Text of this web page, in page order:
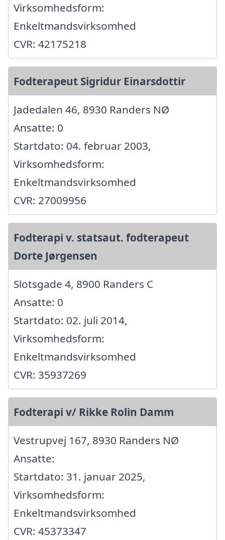
Virksomhedsform:
Enkeltmandsvirksomhed
CVR: 42175218
Fodterapeut Sigridur Einarsdottir
Jadedalen 46, 8930 Randers NØ
Ansatte: 0
Startdato: 04. februar 2003,
Virksomhedsform:
Enkeltmandsvirksomhed
CVR: 27009956
Fodterapi v. statsaut. fodterapeut
Dorte Jørgensen
Slotsgade 4, 8900 Randers C
Ansatte: 0
Startdato: 02. juli 2014,
Virksomhedsform:
Enkeltmandsvirksomhed
CVR: 35937269
Fodterapi v/ Rikke Rolin Damm
Vestrupvej 167, 8930 Randers NØ
Ansatte:
Startdato: 31. januar 2025,
Virksomhedsform:
Enkeltmandsvirksomhed
CVR: 45373347